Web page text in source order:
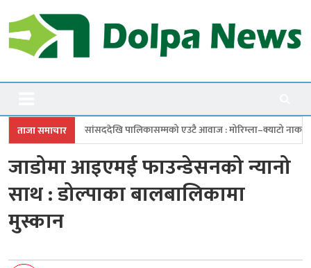
to
content
Dolpanews
ताजा समाचार
पालिकासम्मको एउटै आवाज : मोरिम्ला–क्याटो नाका तत्काल खोल चारबुँदे
जाडोमा आइएमई फाउन्डेसनको न्यानो
साथ : डोल्पाका बालबालिकामा
मुस्कान